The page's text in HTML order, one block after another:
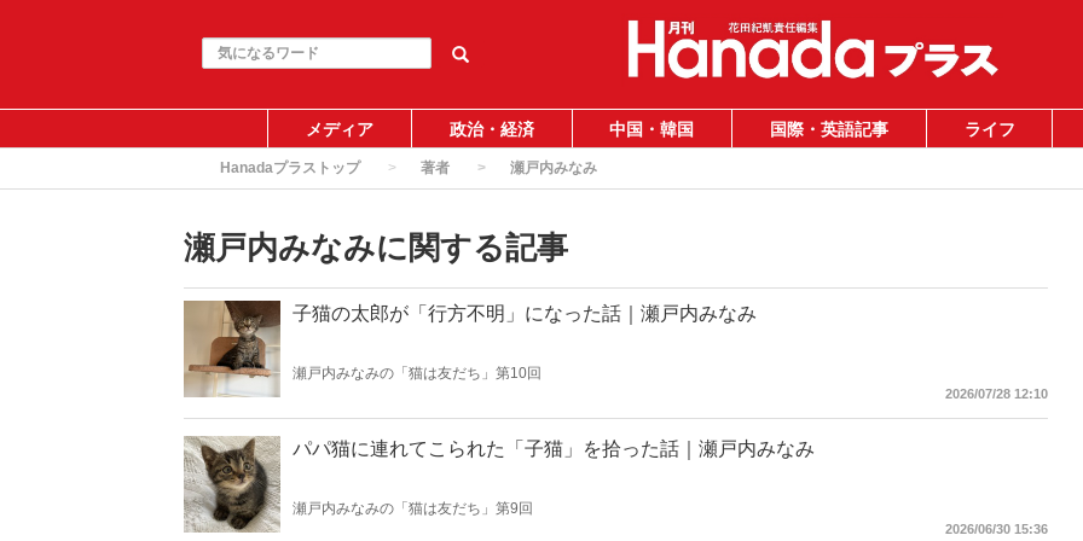
メディア 政治・経済 中国・韓国 国際・英語記事 ライフ
Hanadaプラストップ 著者 瀬戸内みなみ
瀬戸内みなみに関する記事
子猫の太郎が「行方不明」になった話｜瀬戸内みなみ
瀬戸内みなみの「猫は友だち」第10回
2026/07/28 12:10
パパ猫に連れてこられた「子猫」を拾った話｜瀬戸内みなみ
瀬戸内みなみの「猫は友だち」第9回
2026/06/30 15:36